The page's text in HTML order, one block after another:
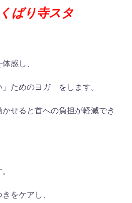
ばり寺スタ
感し、
」ためのヨガ をします。
せると首への負担が軽減でき
をケアし、